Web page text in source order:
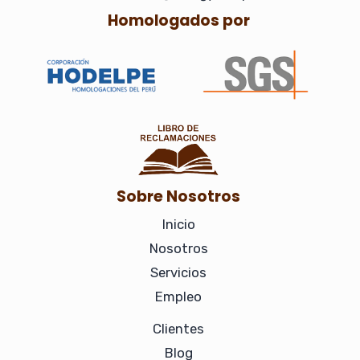
Sobre Nosotros
Inicio
Nosotros
Servicios
Empleo
Clientes
Blog
Homologados por
n